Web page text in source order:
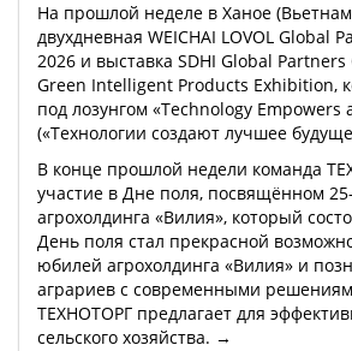
На прошлой неделе в Ханое
двухдневная WEICHAI LOVOL Global
2026 и выставка SDHI Global
Green Intelligent Products Exhibition,
под лозунгом «Technology Empowers
(«Технологии создают лучшее
В конце прошлой недели команда
участие в Дне поля, посвящённом
агрохолдинга «Вилия», который
День поля стал прекрасной
юбилей агрохолдинга «Вилия» и
аграриев с современными
ТЕХНОТОРГ предлагает для
сельского хозяйства. →